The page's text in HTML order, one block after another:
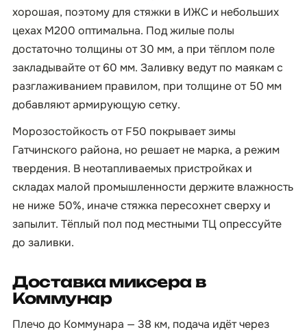
хорошая, поэтому для стяжки в ИЖС и небольших
цехах М200 оптимальна. Под жилые полы
достаточно толщины от 30 мм, а при тёплом поле
закладывайте от 60 мм. Заливку ведут по маякам с
разглаживанием правилом, при толщине от 50 мм
добавляют армирующую сетку.
Морозостойкость от F50 покрывает зимы
Гатчинского района, но решает не марка, а режим
твердения. В неотапливаемых пристройках и
складах малой промышленности держите влажность
не ниже 50%, иначе стяжка пересохнет сверху и
запылит. Тёплый пол под местными ТЦ опрессуйте
до заливки.
Доставка миксера в
Коммунар
Плечо до Коммунара — 38 км, подача идёт через